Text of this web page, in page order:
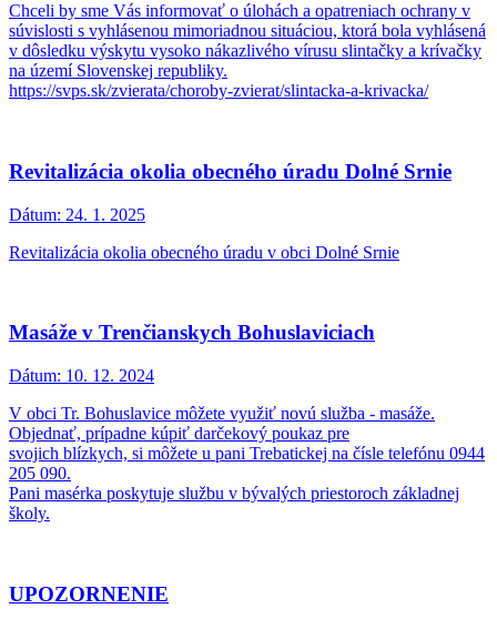
Chceli by sme Vás informovať o úlohách a opatreniach ochrany v
súvislosti s vyhlásenou mimoriadnou situáciou, ktorá bola vyhlásená
v dôsledku výskytu vysoko nákazlivého vírusu slintačky a krívačky
na území Slovenskej republiky.
https://svps.sk/zvierata/choroby-zvierat/slintacka-a-krivacka/
Revitalizácia okolia obecného úradu Dolné Srnie
Dátum: 24. 1. 2025
Revitalizácia okolia obecného úradu v obci Dolné Srnie
Masáže v Trenčianskych Bohuslaviciach
Dátum: 10. 12. 2024
V obci Tr. Bohuslavice môžete využiť novú služba - masáže.
Objednať, prípadne kúpiť darčekový poukaz pre
svojich blízkych, si môžete u pani Trebatickej na čísle telefónu 0944
205 090.
Pani masérka poskytuje službu v bývalých priestoroch základnej
školy.
UPOZORNENIE